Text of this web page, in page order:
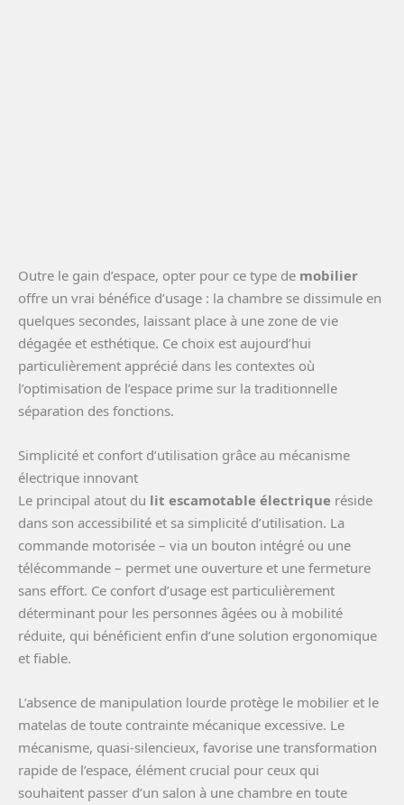
Outre le gain d’espace, opter pour ce type de mobilier
offre un vrai bénéfice d’usage : la chambre se dissimule en
quelques secondes, laissant place à une zone de vie
dégagée et esthétique. Ce choix est aujourd’hui
particulièrement apprécié dans les contextes où
l’optimisation de l’espace prime sur la traditionnelle
séparation des fonctions.
Simplicité et confort d’utilisation grâce au mécanisme
électrique innovant
Le principal atout du lit escamotable électrique réside
dans son accessibilité et sa simplicité d’utilisation. La
commande motorisée – via un bouton intégré ou une
télécommande – permet une ouverture et une fermeture
sans effort. Ce confort d’usage est particulièrement
déterminant pour les personnes âgées ou à mobilité
réduite, qui bénéficient enfin d’une solution ergonomique
et fiable.
L’absence de manipulation lourde protège le mobilier et le
matelas de toute contrainte mécanique excessive. Le
mécanisme, quasi-silencieux, favorise une transformation
rapide de l’espace, élément crucial pour ceux qui
souhaitent passer d’un salon à une chambre en toute